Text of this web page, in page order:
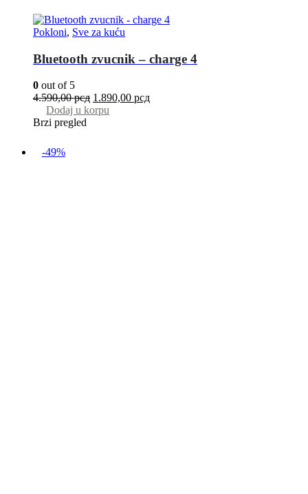
Pokloni, Sve za kuću
Bluetooth zvucnik – charge 4
0 out of 5
4.590,00рсд 1.890,00 рсд
Dodaj u korpu
Brzi pregled
-49%